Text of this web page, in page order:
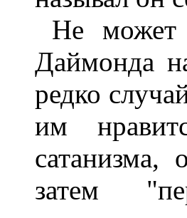
Не может
Даймонда
редко
им
сатанизма,
затем